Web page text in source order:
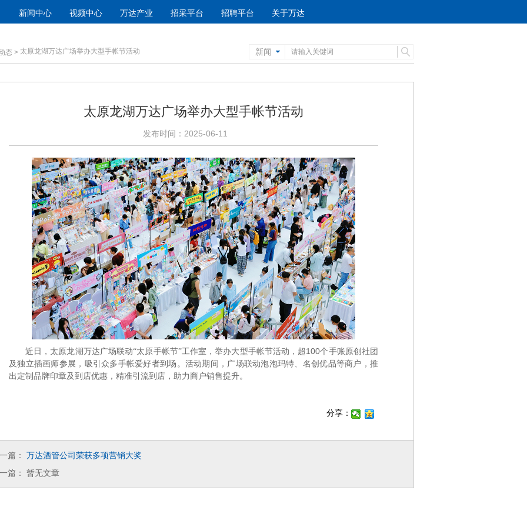
新闻中心 视频中心 万达产业 招采平台 招聘平台 关于万达
新闻
态 > 太原龙湖万达广场举办大型手帐节活动
太原龙湖万达广场举办大型手帐节活动
发布时间：2025-06-11
近日，太原龙湖万达广场联动“太原手帐节”工作室，举办大型手帐节活动，超100个手账原创社团
及独立插画师参展，吸引众多手帐爱好者到场。活动期间，广场联动泡泡玛特、名创优品等商户，推
出定制品牌印章及到店优惠，精准引流到店，助力商户销售提升。
分享：
篇：
万达酒管公司荣获多项营销大奖
篇：
暂无文章